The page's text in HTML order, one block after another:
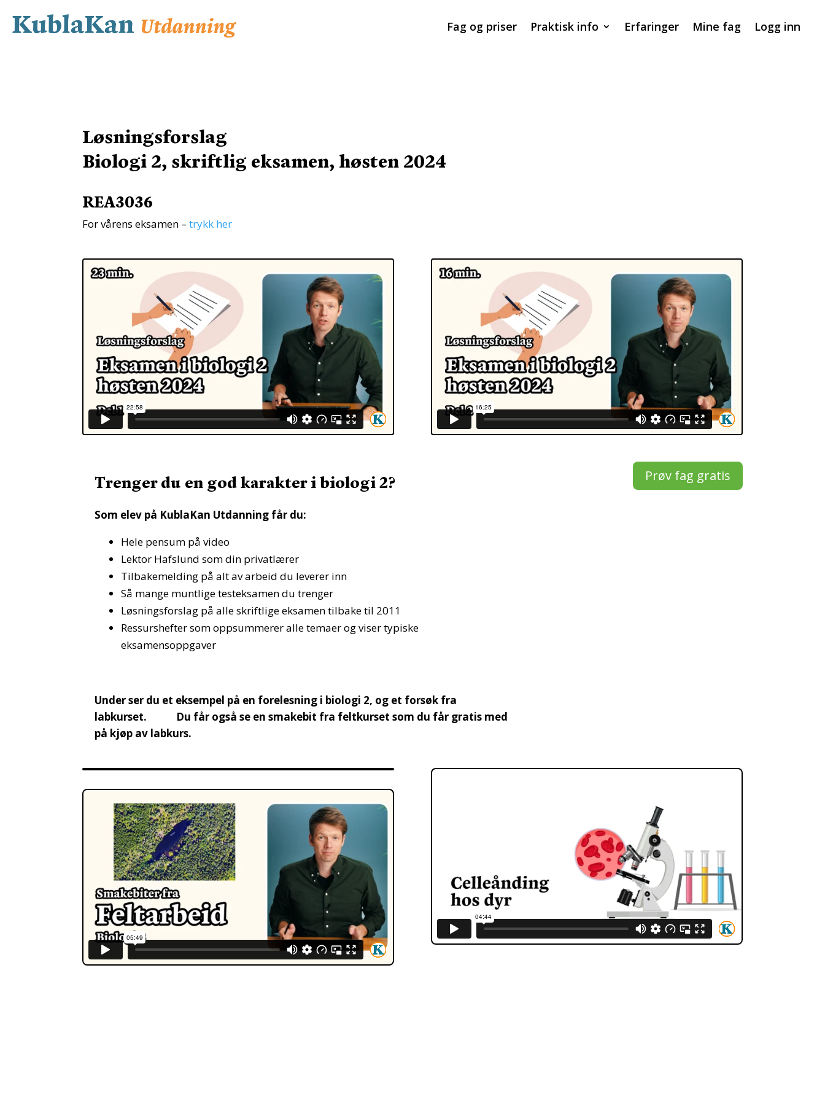
Fag og priser Praktisk info Erfaringer Mine fag Logg inn
Løsningsforslag
Biologi 2, skriftlig eksamen, høsten 2024
REA3036
For vårens eksamen –trykk her
Trenger du en god karakter i biologi 2?
Som elev på KublaKan Utdanning får du:
Hele pensum på video
Lektor Hafslund som din privatlærer
Tilbakemelding på alt av arbeid du leverer inn
Så mange muntlige testeksamen du trenger
Løsningsforslag på alle skriftlige eksamen tilbake til 2011
Ressurshefter som oppsummerer alle temaer og viser typiske
eksamensoppgaver
Under ser du et eksempel på en forelesning i biologi 2, og et forsøk fra
labkurset. Du får også se en smakebit fra feltkurset som du får gratis med
på kjøp av labkurs.
Prøv fag gratis